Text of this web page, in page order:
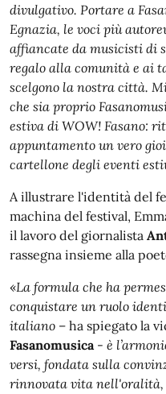
divulgativo. Portare a
Egnazia, le voci più
affiancate da musicisti di
regalo alla comunità e ai
scelgono la nostra città.
che sia proprio
estiva di WOW! Fasano:
appuntamento un vero
cartellone degli eventi
A illustrare l'identità del
machina del festival,
il lavoro del giornalista
rassegna insieme alla
«La formula che ha
conquistare un ruolo
italiano – ha spiegato la
Fasanomusica - è
versi, fondata sulla
rinnovata vita nell'oralità,